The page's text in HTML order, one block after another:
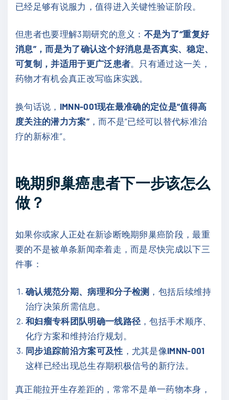
已经足够有说服力，值得进入关键性验证阶段。
但患者也要理解3期研究的意义： 不是为了“重复好
消息”，而是为了确认这个好消息是否真实、稳定、
可复制，并适用于更广泛患者。只有通过这一关，
药物才有机会真正改写临床实践。
换句话说， IMNN-001现在最准确的定位是“值得高
度关注的潜力方案”，而不是“已经可以替代标准治
疗的新标准”。
晚期卵巢癌患者下一步该怎么
做？
如果你或家人正处在新诊断晚期卵巢癌阶段，最重
要的不是被单条新闻牵着走，而是尽快完成以下三
件事：
确认规范分期、病理和分子检测 ，包括后续维持
治疗决策所需信息。
和妇瘤专科团队明确一线路径 ，包括手术顺序、
化疗方案和维持治疗规划。
同步追踪前沿方案可及性 ，尤其是像IMNN-001
这样已经出现总生存期积极信号的新疗法。
真正能拉开生存差距的，常常不是单一药物本身，